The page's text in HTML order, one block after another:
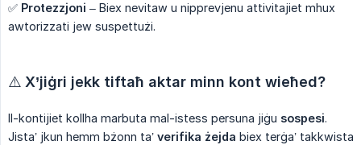
✅ Protezzjoni – Biex nevitaw u nipprevjenu attivitajiet mhux
awtorizzati jew suspettużi.
⚠️ X’jiġri jekk tiftaħ aktar minn kont wieħed?
Il-kontijiet kollha marbuta mal-istess persuna jiġu sospesi.
Jista’ jkun hemm bżonn ta’ verifika żejda biex terġa’ takkwista